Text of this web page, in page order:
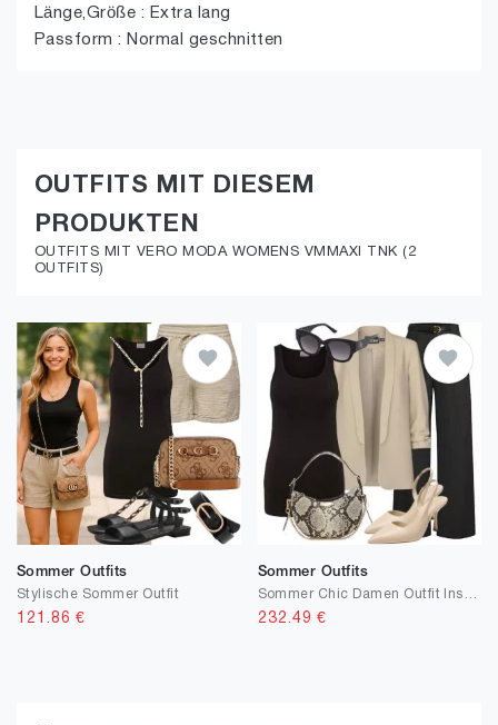
Länge,Größe : Extra lang
Passform : Normal geschnitten
OUTFITS MIT DIESEM
PRODUKTEN
OUTFITS MIT VERO MODA WOMENS VMMAXI TNK (2
OUTFITS)
Sommer Outfits
Stylische Sommer Outfit
121.86 €
Sommer Outfits
232.49 €